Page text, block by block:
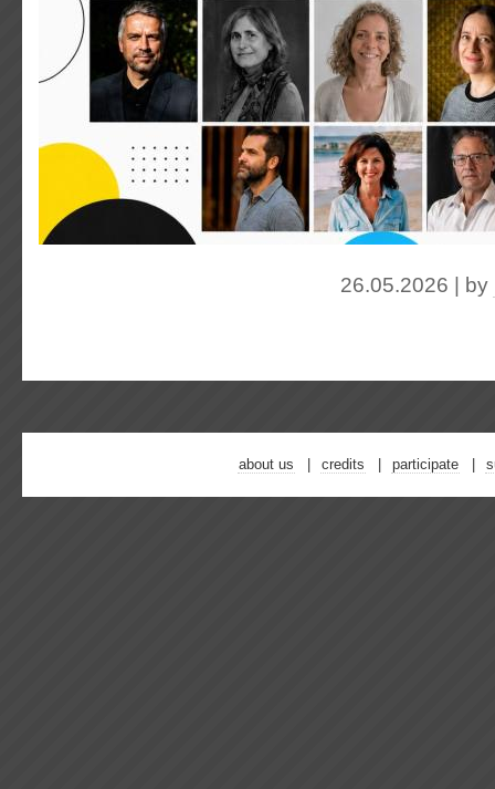
26.05.2026 | by
about us credits participate